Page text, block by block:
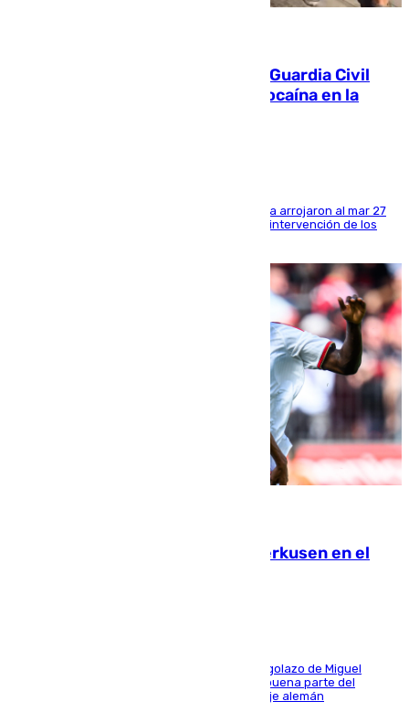
Persecución en Punta Umbría: la Guardia Civil
interviene más de 800 kilos de cocaína en la
Los tripulantes de una embarcación semirrígida arrojaron al mar 27
fardos durante la huida para intentar evitar la intervención de los
El Sevilla se desinfla ante el Leverkusen en el
El conjunto de Luis García se adelantó con un golazo de Miguel
Sierra y ofreció buenas sensaciones durante buena parte del
encuentro, pero acabó cediendo ante el empuje alemán